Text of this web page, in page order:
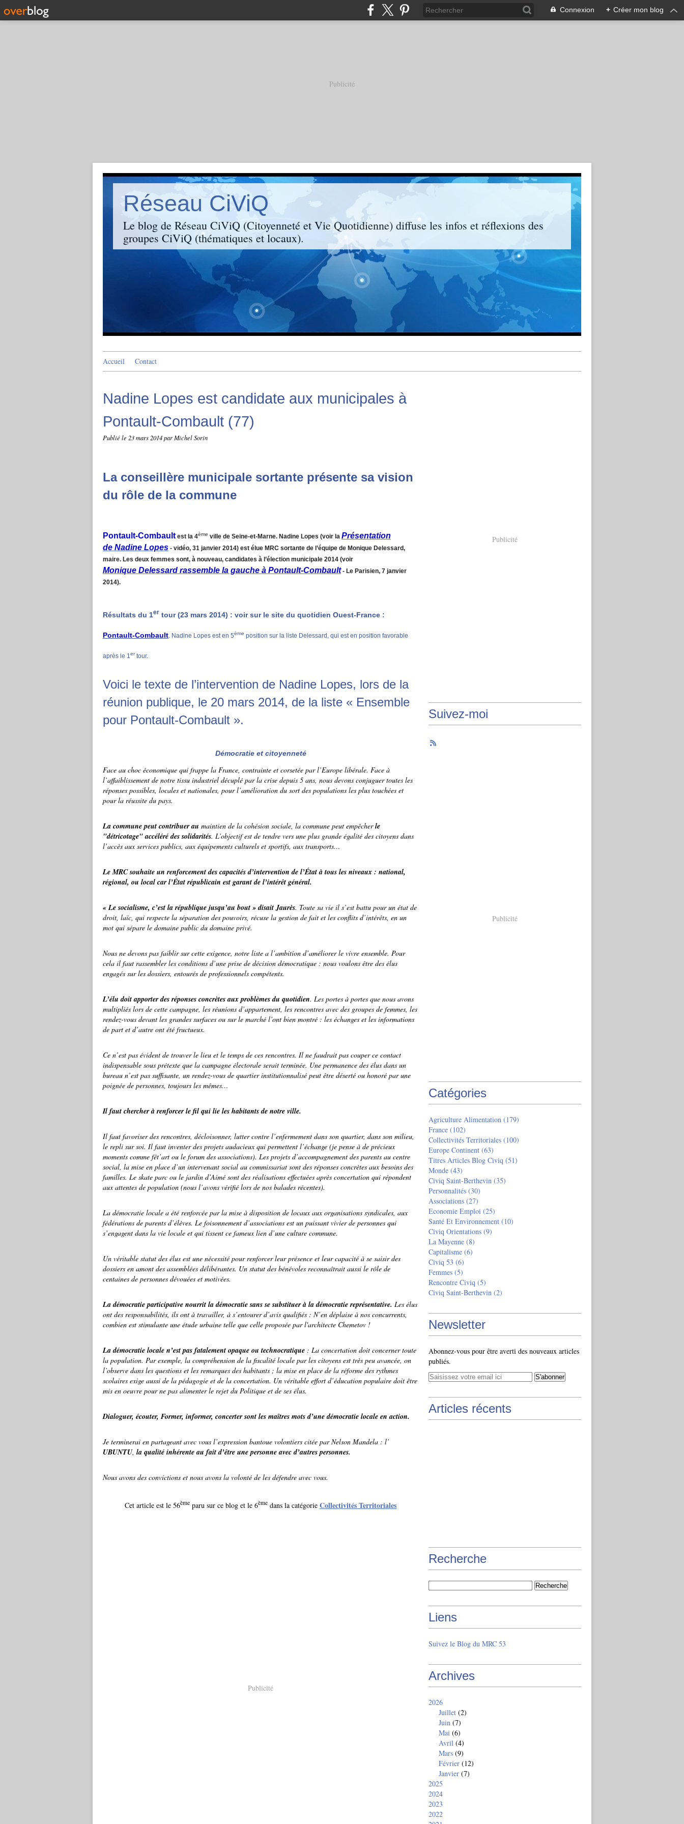
Connexion + Créer mon blog
Publicité
Réseau CiViQ
Le blog de Réseau CiViQ (Citoyenneté et Vie Quotidienne) diffuse les infos et réflexions des
groupes CiViQ (thématiques et locaux).
Accueil Contact
Nadine Lopes est candidate aux municipales à
Pontault-Combault (77)
Publié le 23 mars 2014par Michel Sorin
La conseillère municipale sortante présente sa vision
du rôle de la commune
Pontault-Combaultest la 4ème ville de Seine-et-Marne. Nadine Lopes (voir la Présentation
de Nadine Lopes - vidéo, 31 janvier 2014) est élue MRC sortante de l’équipe de Monique Delessard,
maire. Les deux femmes sont, à nouveau, candidates à l’élection municipale 2014 (voir
Monique Delessard rassemble la gauche à Pontault-Combault- Le Parisien, 7 janvier
2014).
Résultats du 1er tour (23 mars 2014) : voir sur le site du quotidien Ouest-France :
Pontault-Combault . Nadine Lopes est en 5ème position sur la liste Delessard, qui est en position favorable
après le 1 ertour.
Voici le texte de l’intervention de Nadine Lopes, lors de la
réunion publique, le 20 mars 2014, de la liste « Ensemble
pour Pontault-Combault ».
Démocratie et citoyenneté
Face au choc économique qui frappe la France, contrainte et corsetée par l’Europe libérale. Face à
l’affaiblissement de notre tissu industriel décuplé par la crise depuis 5 ans, nous devons conjuguer toutes les
réponses possibles, locales et nationales, pour l’amélioration du sort des populations les plus touchées et
pour la réussite du pays.
La commune peut contribuer au maintien de la cohésion sociale, la commune peut empêcherle
"détricotage" accéléré des solidarités. L’objectif est de tendre vers une plus grande égalité des citoyens dans
l’accès aux services publics, aux équipements culturels et sportifs, aux transports…
Le MRC souhaite un renforcement des capacités d’intervention de l’État à tous les niveaux : national,
régional, ou local car l’État républicain est garant de l’intérêt général.
« Le socialisme, c’est la république jusqu’au bout » disait Jaurès. Toute sa vie il s’est battu pour un état de
droit, laïc, qui respecte la séparation des pouvoirs, récuse la gestion de fait et les conflits d’intérêts, en un
mot qui sépare le domaine public du domaine privé.
Nous ne devons pas faiblir sur cette exigence, notre liste a l’ambition d’améliorer le vivre ensemble. Pour
cela il faut rassembler les conditions d’une prise de décision démocratique : nous voulons être des élus
engagés sur les dossiers, entourés de professionnels compétents.
L’élu doit apporter des réponses concrètes aux problèmes du quotidien. Les portes à portes que nous avons
multipliés lors de cette campagne, les réunions d’appartement, les rencontres avec des groupes de femmes, les
rendez-vous devant les grandes surfaces ou sur le marché l’ont bien montré : les échanges et les informations
de part et d’autre ont été fructueux.
Ce n’est pas évident de trouver le lieu et le temps de ces rencontres. Il ne faudrait pas couper ce contact
indispensable sous prétexte que la campagne électorale serait terminée. Une permanence des élus dans un
bureau n’est pas suffisante, un rendez-vous de quartier institutionnalisé peut être déserté ou honoré par une
poignée de personnes, toujours les mêmes…
Il faut chercher à renforcer le fil qui lie les habitants de notre ville.
Il faut favoriser des rencontres, décloisonner, lutter contre l’enfermement dans son quartier, dans son milieu,
le repli sur soi. Il faut inventer des projets audacieux qui permettent l’échange (je pense à de précieux
moments comme fêt’art ou le forum des associations). Les projets d’accompagnement des parents au centre
social, la mise en place d’un intervenant social au commissariat sont des réponses concrètes aux besoins des
familles. Le skate parc ou le jardin d’Aimé sont des réalisations effectuées après concertation qui répondent
aux attentes de population (nous l’avons vérifié lors de nos balades récentes).
La démocratie locale a été renforcée par la mise à disposition de locaux aux organisations syndicales, aux
fédérations de parents d’élèves. Le foisonnement d’associations est un puissant vivier de personnes qui
s’engagent dans la vie locale et qui tissent ce fameux lien d’une culture commune.
Un véritable statut des élus est une nécessité pour renforcer leur présence et leur capacité à se saisir des
dossiers en amont des assemblées délibérantes. Un statut des bénévoles reconnaîtrait aussi le rôle de
centaines de personnes dévouées et motivées.
La démocratie participative nourrit la démocratie sans se substituer à la démocratie représentative. Les élus
ont des responsabilités, ils ont à travailler, à s’entourer d’avis qualifiés : N’en déplaise à nos concurrents,
combien est stimulante une étude urbaine telle que celle proposée par l'architecte Chemetov !
La démocratie locale n’est pas fatalement opaque ou technocratique : La concertation doit concerner toute
la population. Par exemple, la compréhension de la fiscalité locale par les citoyens est très peu avancée, on
l’observe dans les questions et les remarques des habitants ; la mise en place de la réforme des rythmes
scolaires exige aussi de la pédagogie et de la concertation. Un véritable effort d’éducation populaire doit être
mis en oeuvre pour ne pas alimenter le rejet du Politique et de ses élus.
Dialoguer, écouter, Former, informer, concerter sont les maîtres mots d’une démocratie locale en action.
Je terminerai en partageant avec vous l’expression bantoue volontiers citée par Nelson Mandela : l’
UBUNTU, la qualité inhérente au fait d’être une personne avec d’autres personnes.
Nous avons des convictions et nous avons la volonté de les défendre avec vous.
Cet article est le 56ème paru sur ce blog et le 6ème dans la catégorie Collectivités Territoriales
Publicité
Publicité
Suivez-moi
Publicité
Catégories
Agriculture Alimentation (179)
France (102)
Collectivités Territoriales (100)
Europe Continent (63)
Titres Articles Blog Civiq (51)
Monde (43)
Civiq Saint-Berthevin (35)
Personnalités (30)
Associations (27)
Economie Emploi (25)
Santé Et Environnement (10)
Civiq Orientations (9)
La Mayenne (8)
Capitalisme (6)
Civiq 53 (6)
Femmes (5)
Rencontre Civiq (5)
Civiq Saint-Berthevin (2)
Newsletter
Abonnez-vous pour être averti des nouveaux articles
publiés.
Articles récents
Recherche
Liens
Suivez le Blog du MRC 53
Archives
2026
Juillet (2)
Juin (7)
Mai (6)
Avril (4)
Mars (9)
Février (12)
Janvier (7)
2025
2024
2023
2022